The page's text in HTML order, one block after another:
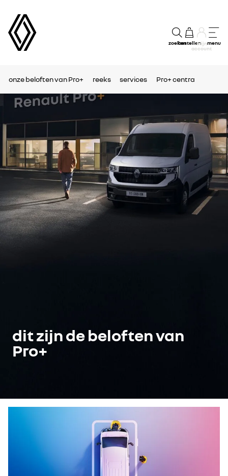
zoekenbestellenmijn
account
menu
onze beloften van Pro+ reeks services Pro+ centra
dit zijn de beloften van
Pro+